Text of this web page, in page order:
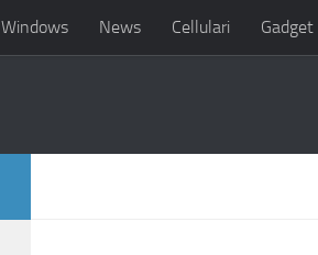
Windows News Cellulari Gadget